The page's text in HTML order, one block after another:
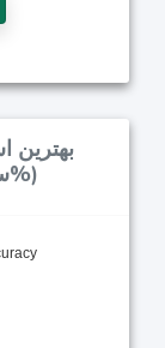
بهترین
(BNB) (سیگنال‌های با دقت بالای 70%)